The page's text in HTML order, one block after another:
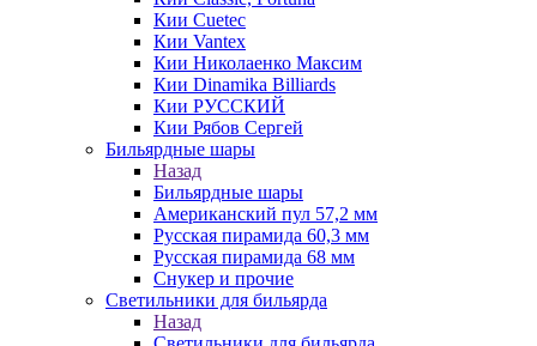
Кии Cuetec
Кии Vantex
Кии Николаенко Максим
Кии Dinamika Billiards
Кии РУССКИЙ
Кии Рябов Сергей
Бильярдные шары
Назад
Бильярдные шары
Американский пул 57,2 мм
Русская пирамида 60,3 мм
Русская пирамида 68 мм
Снукер и прочие
Светильники для бильярда
Назад